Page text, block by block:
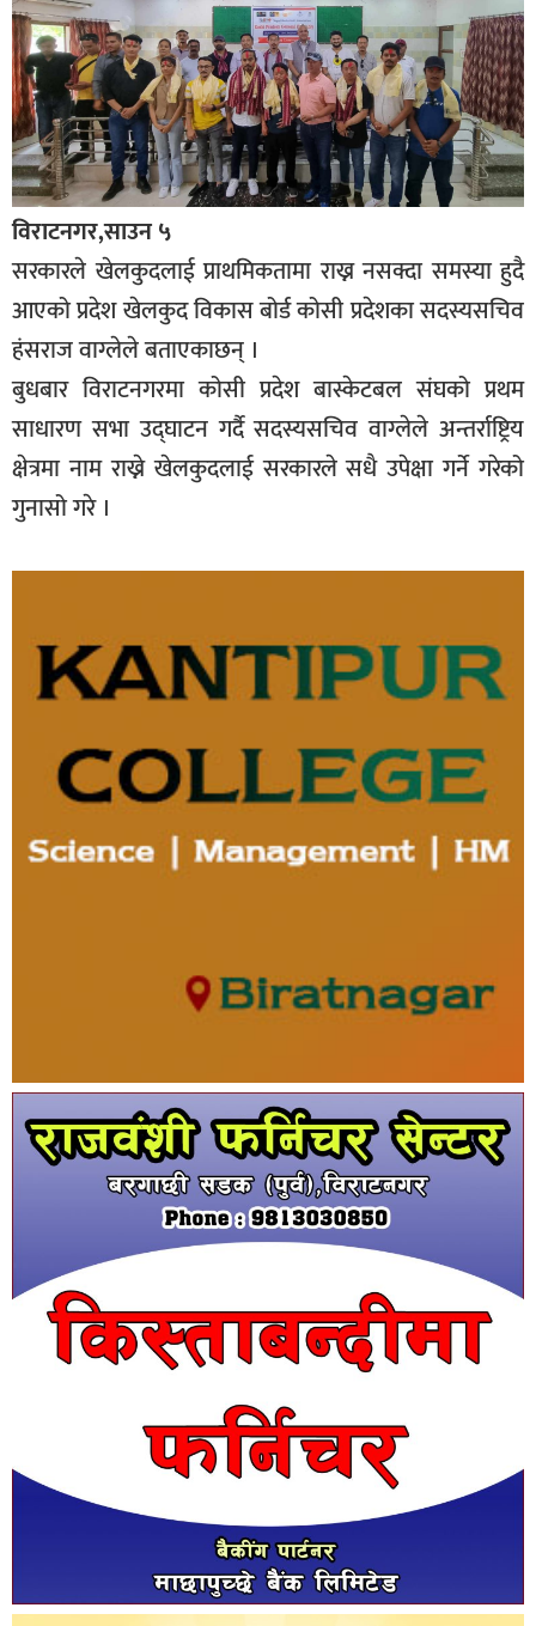
विराटनगर,साउन ५
सरकारले खेलकुदलाई प्राथमिकतामा राख्न नसक्दा समस्या हुदै
आएको प्रदेश खेलकुद विकास बोर्ड कोसी प्रदेशका सदस्यसचिव
हंसराज वाग्लेले बताएकाछन् ।
बुधबार विराटनगरमा कोसी प्रदेश बास्केटबल संघको प्रथम
साधारण सभा उद्घाटन गर्दै सदस्यसचिव वाग्लेले अन्तर्राष्ट्रिय
क्षेत्रमा नाम राख्ने खेलकुदलाई सरकारले सधै उपेक्षा गर्ने गरेको
गुनासो गरे ।